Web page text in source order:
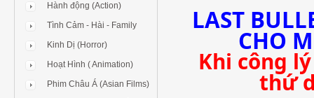
Hành động (Action)
Tình Cảm - Hài - Family
Kinh Dị (Horror)
Hoạt Hình ( Animation)
Phim Châu Á (Asian Films)
LAST
CHO
Khi công
thứ